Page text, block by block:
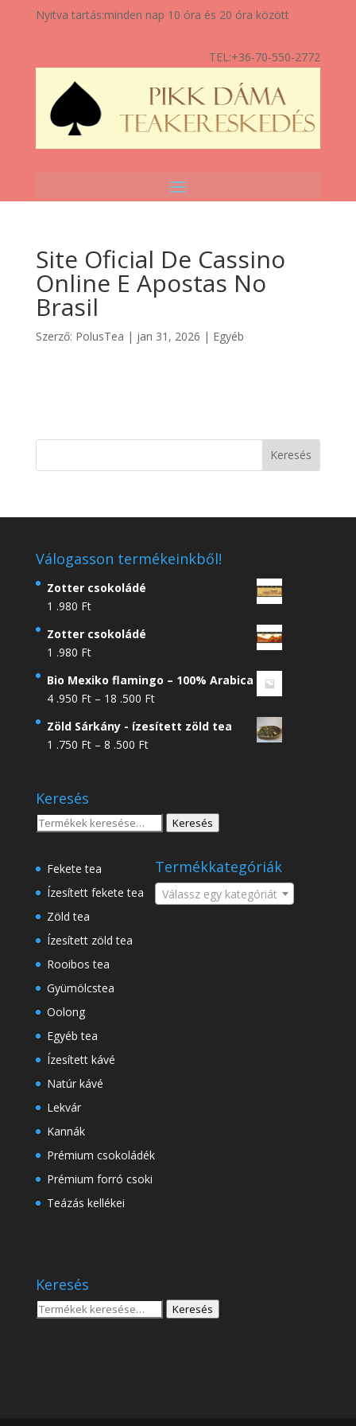
Nyitva tartás:minden nap 10 óra és 20 óra között
TEL:+36-70-550-2772
Site Oficial De Cassino
Online E Apostas No
Brasil
Szerző: PolusTea | jan 31, 2026 | Egyéb
Válogasson termékeinkből!
Zotter csokoládé
1 .980 Ft
Zotter csokoládé
1 .980 Ft
Bio Mexiko flamingo – 100% Arabica
4 .950 Ft – 18 .500 FtÁrtartomány:
.950 Ft
Zöld Sárkány - ízesített zöld tea
1 .750 Ft – 8 .500 FtÁrtartomány:
8
.500 Ft
Keresés
Keresés
Keresés
Fekete tea
Ízesített fekete tea
Zöld tea
Ízesített zöld tea
Rooibos tea
Gyümölcstea
Oolong
Egyéb tea
Ízesített kávé
Natúr kávé
Lekvár
Kannák
Prémium csokoládék
Prémium forró csoki
Teázás kellékei
Termékkategóriák
Válassz egy kategóriát
Keresés
Keresés
Keresés